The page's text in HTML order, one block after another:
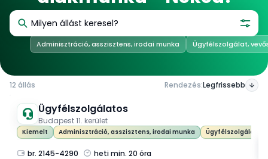
Adminisztráció, asszisztens, irodai munka Ügyfélszolgálat,
12 állás Rendezés:Legfrissebb
Ügyfélszolgálatos
Budapest 11. kerület
Kiemelt Adminisztráció, asszisztens, irodai munka Ügyfélszolgálat,
br. 2145-4290 heti min. 20 óra